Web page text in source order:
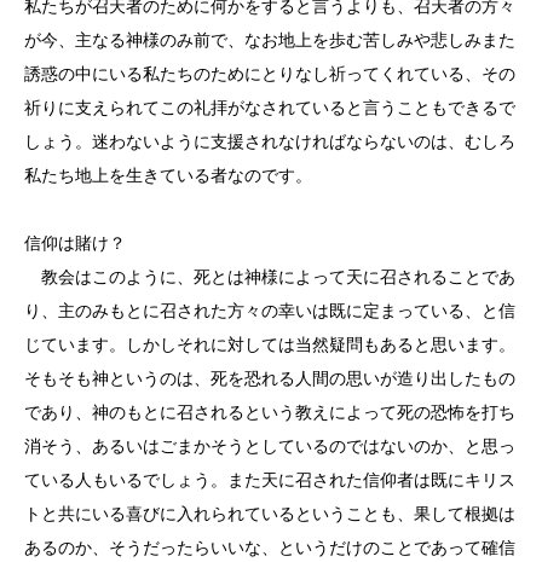
私たちが召天者のために何かをすると言うよりも、召天者の方々
が今、主なる神様のみ前で、なお地上を歩む苦しみや悲しみまた
誘惑の中にいる私たちのためにとりなし祈ってくれている、その
祈りに支えられてこの礼拝がなされていると言うこともできるで
しょう。迷わないように支援されなければならないのは、むしろ
私たち地上を生きている者なのです。
信仰は賭け？
教会はこのように、死とは神様によって天に召されることであ
り、主のみもとに召された方々の幸いは既に定まっている、と信
じています。しかしそれに対しては当然疑問もあると思います。
そもそも神というのは、死を恐れる人間の思いが造り出したもの
であり、神のもとに召されるという教えによって死の恐怖を打ち
消そう、あるいはごまかそうとしているのではないのか、と思っ
ている人もいるでしょう。また天に召された信仰者は既にキリス
トと共にいる喜びに入れられているということも、果して根拠は
あるのか、そうだったらいいな、というだけのことであって確信